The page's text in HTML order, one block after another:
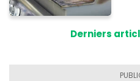
Derniers